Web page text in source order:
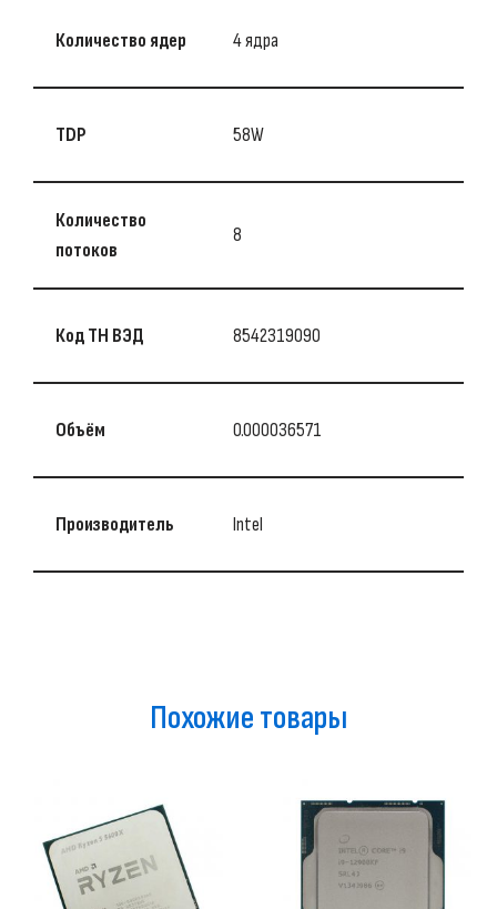
Количество ядер 4 ядра
TDP 58W
Количество
потоков
8
Код ТН ВЭД 8542319090
Объём 0.000036571
Производитель Intel
Похожие товары